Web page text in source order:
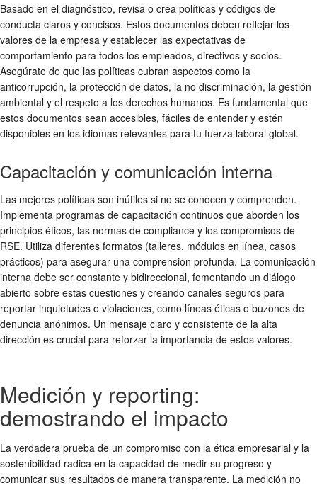
Basado en el diagnóstico, revisa o crea políticas y códigos de
conducta claros y concisos. Estos documentos deben reflejar los
valores de la empresa y establecer las expectativas de
comportamiento para todos los empleados, directivos y socios.
Asegúrate de que las políticas cubran aspectos como la
anticorrupción, la protección de datos, la no discriminación, la gestión
ambiental y el respeto a los derechos humanos. Es fundamental que
estos documentos sean accesibles, fáciles de entender y estén
disponibles en los idiomas relevantes para tu fuerza laboral global.
Capacitación y comunicación interna
Las mejores políticas son inútiles si no se conocen y comprenden.
Implementa programas de capacitación continuos que aborden los
principios éticos, las normas de compliance y los compromisos de
RSE. Utiliza diferentes formatos (talleres, módulos en línea, casos
prácticos) para asegurar una comprensión profunda. La comunicación
interna debe ser constante y bidireccional, fomentando un diálogo
abierto sobre estas cuestiones y creando canales seguros para
reportar inquietudes o violaciones, como líneas éticas o buzones de
denuncia anónimos. Un mensaje claro y consistente de la alta
dirección es crucial para reforzar la importancia de estos valores.
Medición y reporting:
demostrando el impacto
La verdadera prueba de un compromiso con la ética empresarial y la
sostenibilidad radica en la capacidad de medir su progreso y
comunicar sus resultados de manera transparente. La medición no